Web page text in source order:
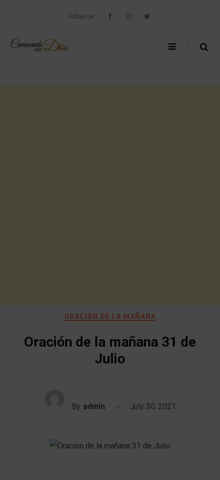
Follow Us
ORACIÓN DE LA MAÑANA
Oración de la mañana 31 de
Julio
By admin July 30, 2021